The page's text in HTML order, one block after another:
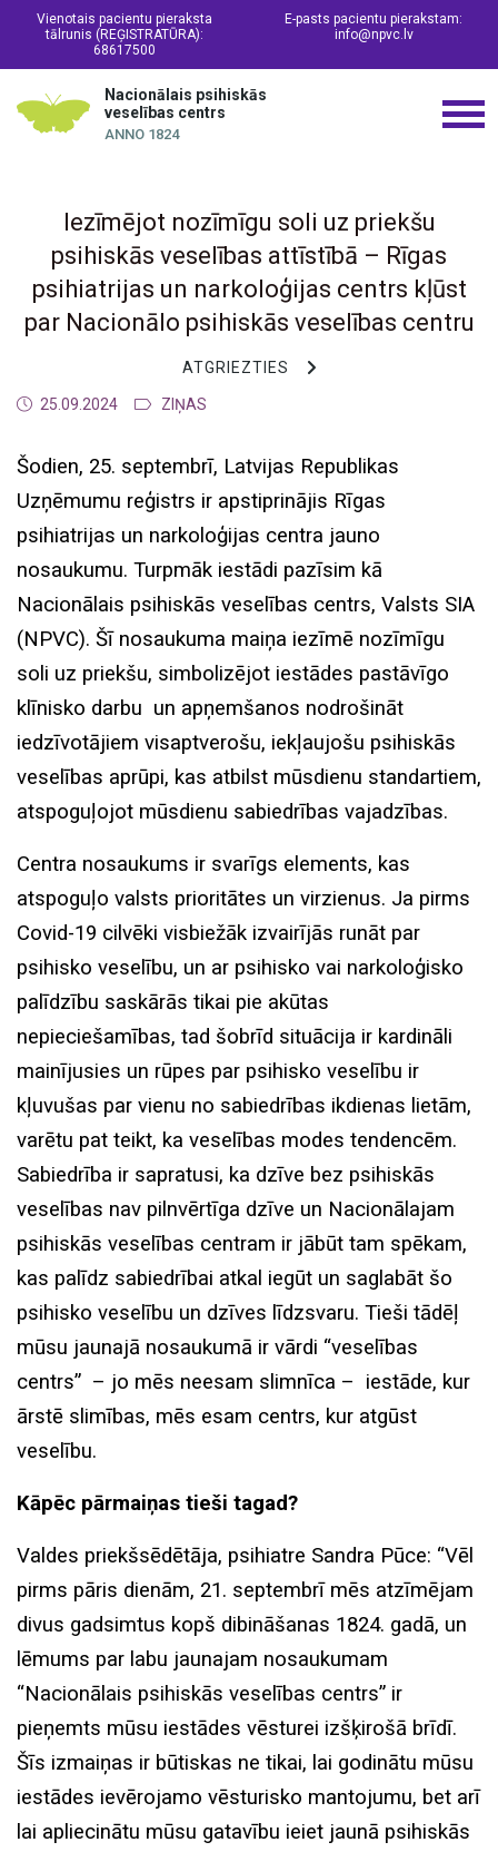
Vienotais pacientu pieraksta
tālrunis (REĢISTRATŪRA):
68617500
E-pasts pacientu pierakstam:
info@npvc.lv
Nacionālais psihiskās
veselības centrs
ANNO 1824
Iezīmējot nozīmīgu soli uz priekšu
psihiskās veselības attīstībā – Rīgas
psihiatrijas un narkoloģijas centrs kļūst
par Nacionālo psihiskās veselības centru
ATGRIEZTIES
25.09.2024 ZIŅAS
Šodien, 25. septembrī, Latvijas Republikas
Uzņēmumu reģistrs ir apstiprinājis Rīgas
psihiatrijas un narkoloģijas centra jauno
nosaukumu. Turpmāk iestādi pazīsim kā
Nacionālais psihiskās veselības centrs, Valsts SIA
(NPVC). Šī nosaukuma maiņa iezīmē nozīmīgu
soli uz priekšu, simbolizējot iestādes pastāvīgo
klīnisko darbu un apņemšanos nodrošināt
iedzīvotājiem visaptverošu, iekļaujošu psihiskās
veselības aprūpi, kas atbilst mūsdienu standartiem,
atspoguļojot mūsdienu sabiedrības vajadzības.
Centra nosaukums ir svarīgs elements, kas
atspoguļo valsts prioritātes un virzienus. Ja pirms
Covid-19 cilvēki visbiežāk izvairījās runāt par
psihisko veselību, un ar psihisko vai narkoloģisko
palīdzību saskārās tikai pie akūtas
nepieciešamības, tad šobrīd situācija ir kardināli
mainījusies un rūpes par psihisko veselību ir
kļuvušas par vienu no sabiedrības ikdienas lietām,
varētu pat teikt, ka veselības modes tendencēm.
Sabiedrība ir sapratusi, ka dzīve bez psihiskās
veselības nav pilnvērtīga dzīve un Nacionālajam
psihiskās veselības centram ir jābūt tam spēkam,
kas palīdz sabiedrībai atkal iegūt un saglabāt šo
psihisko veselību un dzīves līdzsvaru. Tieši tādēļ
mūsu jaunajā nosaukumā ir vārdi “veselības
centrs” – jo mēs neesam slimnīca – iestāde, kur
ārstē slimības, mēs esam centrs, kur atgūst
veselību.
Kāpēc pārmaiņas tieši tagad?
Valdes priekšsēdētāja, psihiatre Sandra Pūce: “Vēl
pirms pāris dienām, 21. septembrī mēs atzīmējam
divus gadsimtus kopš dibināšanas 1824. gadā, un
lēmums par labu jaunajam nosaukumam
“Nacionālais psihiskās veselības centrs” ir
pieņemts mūsu iestādes vēsturei izšķirošā brīdī.
Šīs izmaiņas ir būtiskas ne tikai, lai godinātu mūsu
iestādes ievērojamo vēsturisko mantojumu, bet arī
lai apliecinātu mūsu gatavību ieiet jaunā psihiskās